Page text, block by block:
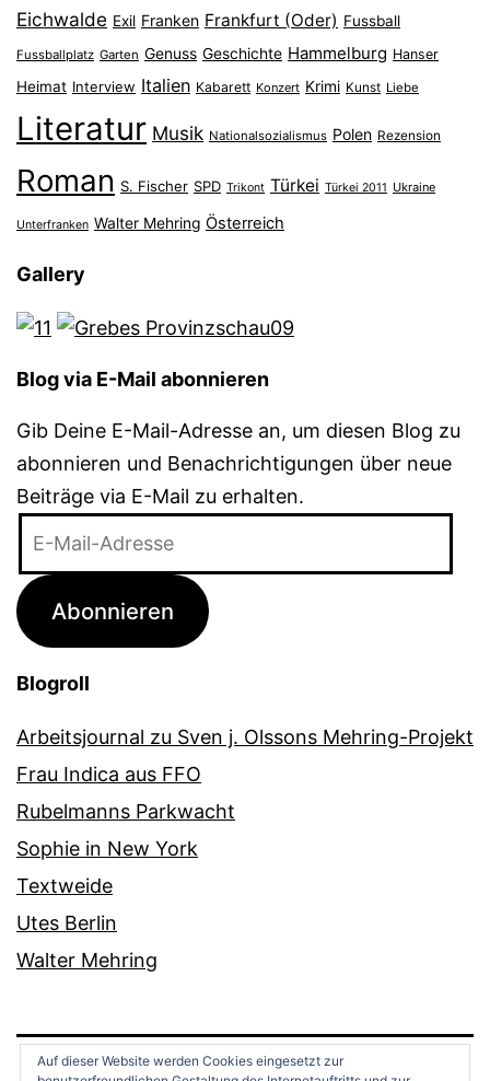
Eichwalde Exil Franken Frankfurt (Oder) Fussball
Fussballplatz Garten Genuss Geschichte Hammelburg Hanser
Heimat Interview Italien Kabarett Konzert Krimi Kunst Liebe
Literatur Musik Nationalsozialismus Polen Rezension
Roman S. Fischer SPD Trikont Türkei Türkei 2011 Ukraine
Unterfranken Walter Mehring Österreich
Gallery
Blog via E-Mail abonnieren
Gib Deine E-Mail-Adresse an, um diesen Blog zu
abonnieren und Benachrichtigungen über neue
Beiträge via E-Mail zu erhalten.
Adresse
Abonnieren
Blogroll
Arbeitsjournal zu Sven j. Olssons Mehring-Projekt
Frau Indica aus FFO
Rubelmanns Parkwacht
Sophie in New York
Textweide
Utes Berlin
Walter Mehring
Auf dieser Website werden Cookies eingesetzt zur